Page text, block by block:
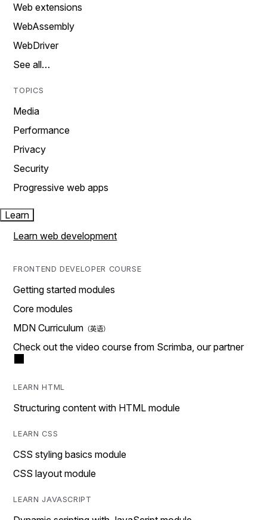
Web extensions
WebAssembly
WebDriver
See all…
TOPICS
Media
Performance
Privacy
Security
Progressive web apps
Learn
Learn web development
FRONTEND DEVELOPER COURSE
Getting started modules
Core modules
MDN Curriculum
Check out the video course from Scrimba, our partner
LEARN HTML
Structuring content with HTML module
LEARN CSS
CSS styling basics module
CSS layout module
LEARN JAVASCRIPT